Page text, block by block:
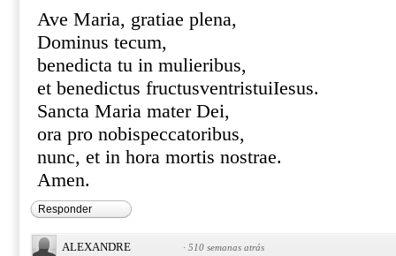
Ave Maria, gratiae plena,
Dominus tecum,
benedicta tu in mulieribus,
et benedictus fructusventristuiIesus.
Sancta Maria mater Dei,
ora pro nobispeccatoribus,
nunc, et in hora mortis nostrae.
Amen.
Responder
ALEXANDRE · 510 semanas atrás